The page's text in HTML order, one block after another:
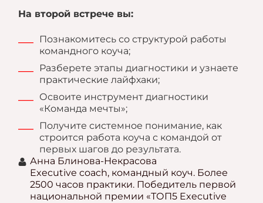
На второй встрече вы:
Познакомитесь со структурой работы
командного коуча;
Разберете этапы диагностики и узнаете
практические лайфхаки;
Освоите инструмент диагностики
«Команда мечты»;
Получите системное понимание, как
строится работа коуча с командой от
первых шагов до результата.
Анна Блинова-Некрасова
Executive coach, командный коуч. Более
2500 часов практики. Победитель первой
национальной премии «ТОП5 Executive